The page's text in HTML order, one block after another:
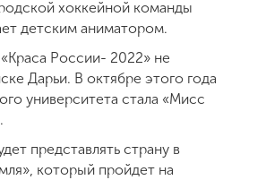
хоккейной команды
детским аниматором.
России- 2022» не
Дарьи. В октябре этого года
университета стала «Мисс
представлять страну в
который пройдет на